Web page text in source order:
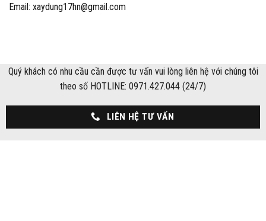
Email: xaydung17hn@gmail.com
Quý khách có nhu cầu cần được tư vấn vui lòng liên hệ với chúng tôi
theo số HOTLINE: 0971.427.044 (24/7)
LIÊN HỆ TƯ VẤN